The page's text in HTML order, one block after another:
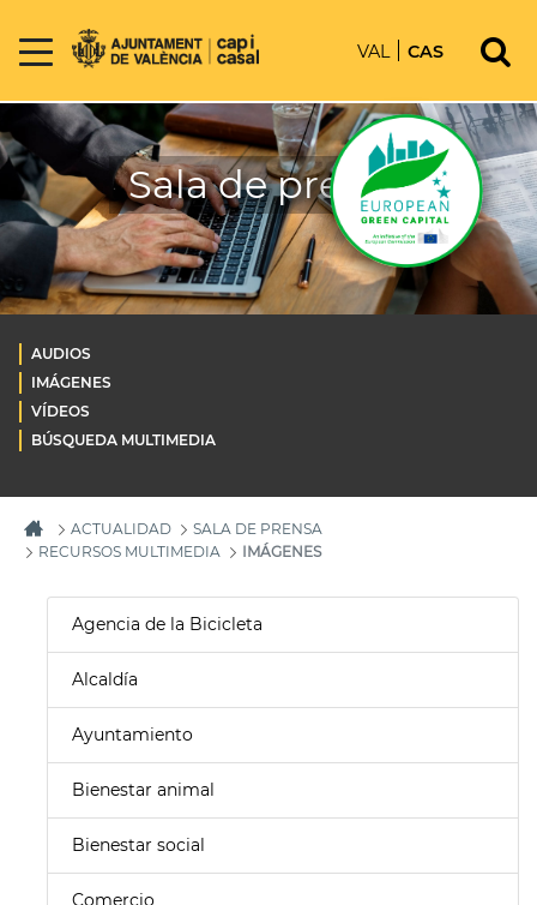
VAL CAS
Sala de prensa
AUDIOS
IMÁGENES
VÍDEOS
BÚSQUEDA MULTIMEDIA
ACTUALIDAD
SALA DE PRENSA
RECURSOS MULTIMEDIA
IMÁGENES
Agencia de la Bicicleta
Alcaldía
Ayuntamiento
Bienestar animal
Bienestar social
Comercio